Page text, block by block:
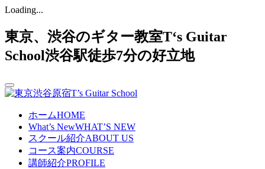
Loading...
東京、渋谷のギター教室T‘s Guitar
School渋谷駅徒歩7分の好立地
ホームHOME
What’s NewWHAT’S NEW
スクール紹介ABOUT US
コース案内COURSE
講師紹介PROFILE